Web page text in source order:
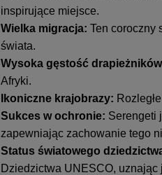
inspirujące miejsce.
Wielka migracja: Ten coroczny
świata.
Wysoka gęstość
Afryki.
Ikoniczne krajobrazy:
Sukces w ochronie: Serengeti
zapewniając zachowanie tego
Status światowego
Dziedzictwa UNESCO,